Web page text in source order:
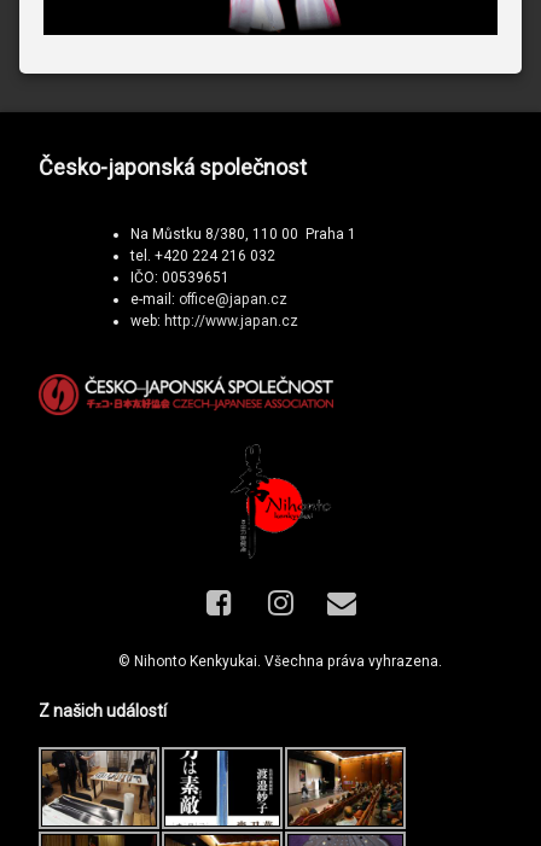
Česko-japonská společnost
Na Můstku 8/380, 110 00 Praha 1
tel. +420 224 216 032
IČO: 00539651
e-mail: office@japan.cz
web: http://www.japan.cz
Facebook
Instagram
E-mail
© Nihonto Kenkyukai. Všechna práva vyhrazena.
Z našich událostí